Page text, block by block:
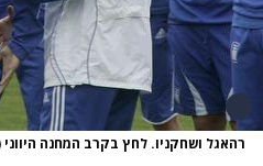
רהאגל ושחקניו. לחץ בקרב המחנה היווני